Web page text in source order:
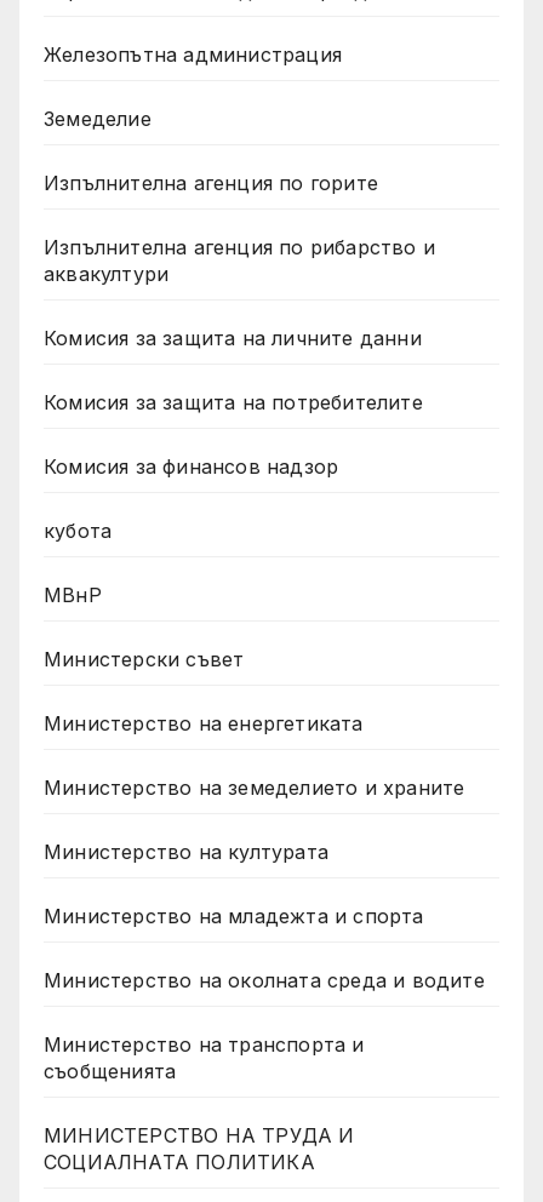
Железопътна администрация
Земеделие
Изпълнителна агенция по горите
Изпълнителна агенция по рибарство и
аквакултури
Комисия за защита на личните данни
Комисия за защита на потребителите
Комисия за финансов надзор
кубота
МВнР
Министерски съвет
Министерство на енергетиката
Министерство на земеделието и храните
Министерство на културата
Министерство на младежта и спорта
Министерство на околната среда и водите
Министерство на транспорта и
съобщенията
МИНИСТЕРСТВО НА ТРУДА И
СОЦИАЛНАТА ПОЛИТИКА